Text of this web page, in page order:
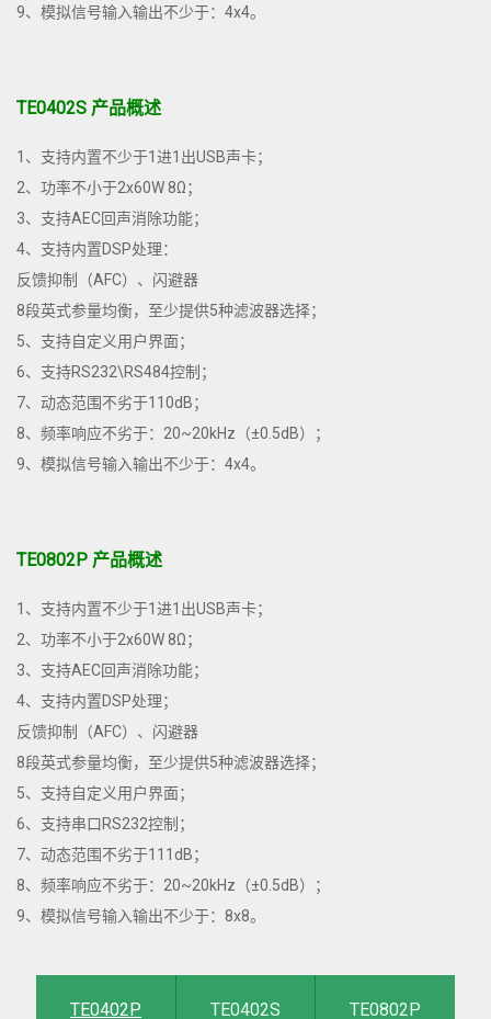
9、模拟信号输入输出不少于：4x4。
TE0402S 产品概述
1、支持内置不少于1进1出USB声卡；
2、功率不小于2x60W 8Ω；
3、支持AEC回声消除功能；
4、支持内置DSP处理：
反馈抑制（AFC）、闪避器
8段英式参量均衡，至少提供5种滤波器选择；
5、支持自定义用户界面；
6、支持RS232\RS484控制；
7、动态范围不劣于110dB；
8、频率响应不劣于：20~20kHz（±0.5dB）；
9、模拟信号输入输出不少于：4x4。
TE0802P 产品概述
1、支持内置不少于1进1出USB声卡；
2、功率不小于2x60W 8Ω；
3、支持AEC回声消除功能；
4、支持内置DSP处理；
反馈抑制（AFC）、闪避器
8段英式参量均衡，至少提供5种滤波器选择；
5、支持自定义用户界面；
6、支持串口RS232控制；
7、动态范围不劣于111dB；
8、频率响应不劣于：20~20kHz（±0.5dB）；
9、模拟信号输入输出不少于：8x8。
TE0402P TE0402S TE0802P